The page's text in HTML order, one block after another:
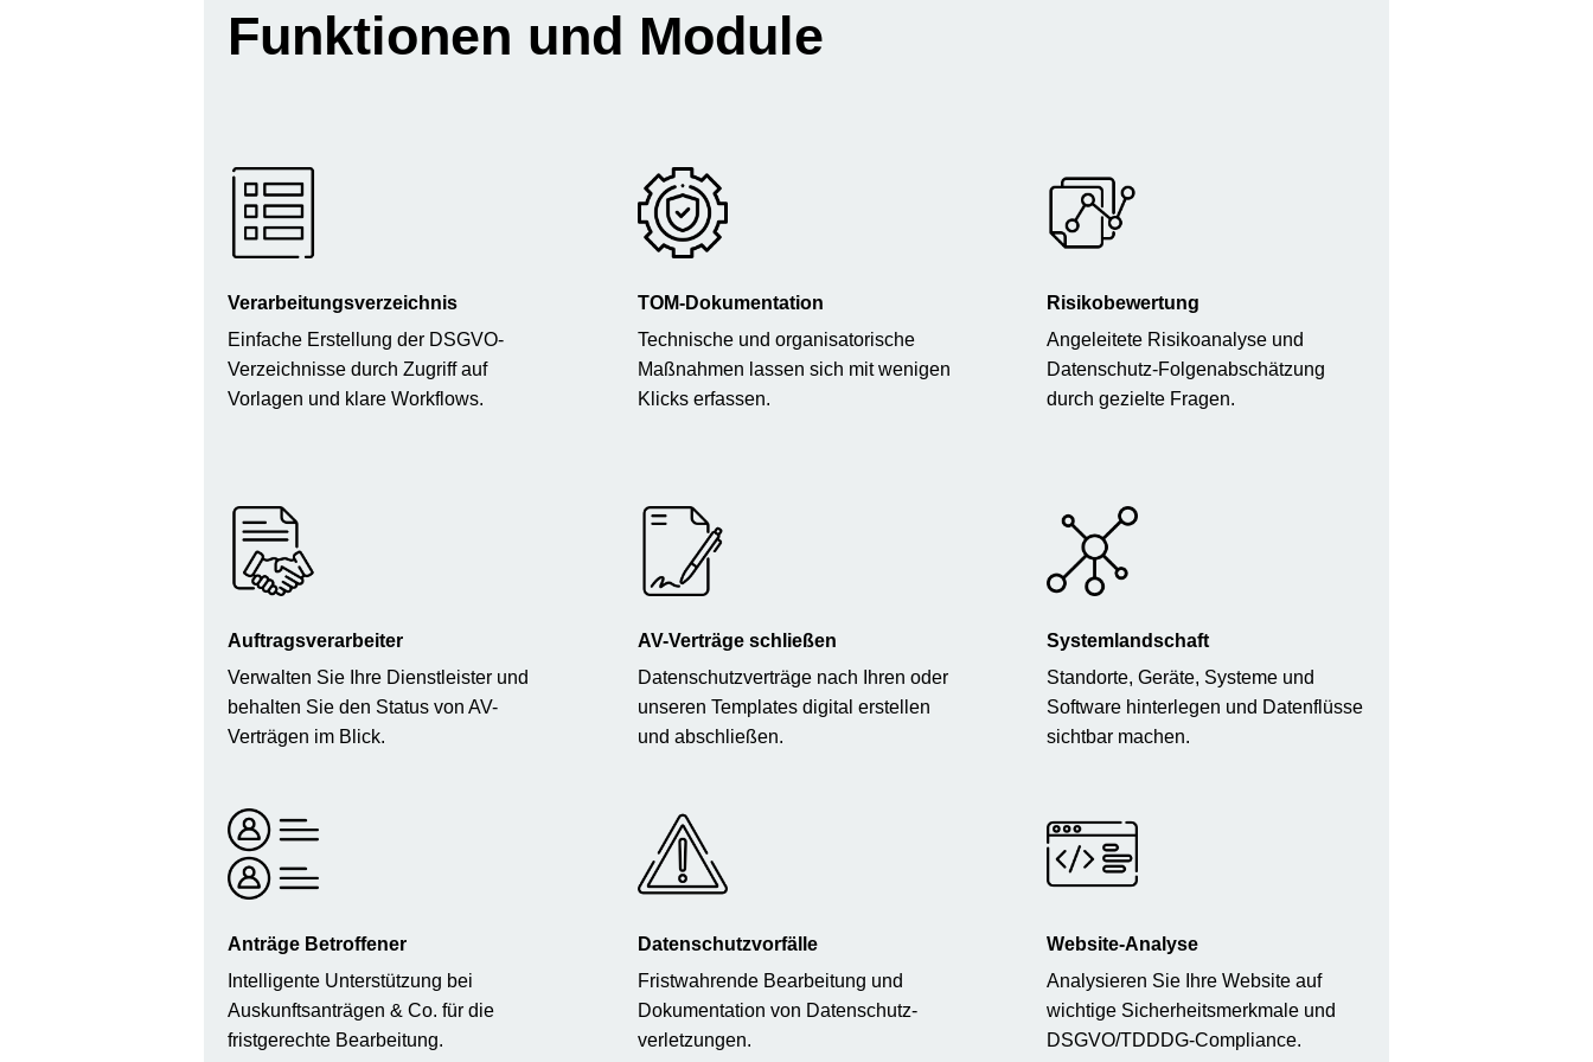
Funktionen und Module
Verarbeitungsverzeichnis
Einfache Erstellung der DSGVO-
Verzeichnisse durch Zugriff auf
Vorlagen und klare Workflows.
TOM-Dokumentation
Technische und organisatorische
Maßnahmen lassen sich mit wenigen
Klicks erfassen.
Risikobewertung
Angeleitete Risikoanalyse und
Datenschutz-Folgenabschätzung
durch gezielte Fragen.
Auftragsverarbeiter
Verwalten Sie Ihre Dienstleister und
behalten Sie den Status von AV-
Verträgen im Blick.
AV-Verträge schließen
Datenschutzverträge nach Ihren oder
unseren Templates digital erstellen
und abschließen.
Systemlandschaft
Standorte, Geräte, Systeme und
Software hinterlegen und Datenflüsse
sichtbar machen.
Anträge Betroffener
Intelligente Unterstützung bei
Auskunftsanträgen & Co. für die
fristgerechte Bearbeitung.
Datenschutzvorfälle
Fristwahrende Bearbeitung und
Dokumentation von Datenschutz-
verletzungen.
Website-Analyse
Analysieren Sie Ihre Website auf
wichtige Sicherheitsmerkmale und
DSGVO/TDDDG-Compliance.